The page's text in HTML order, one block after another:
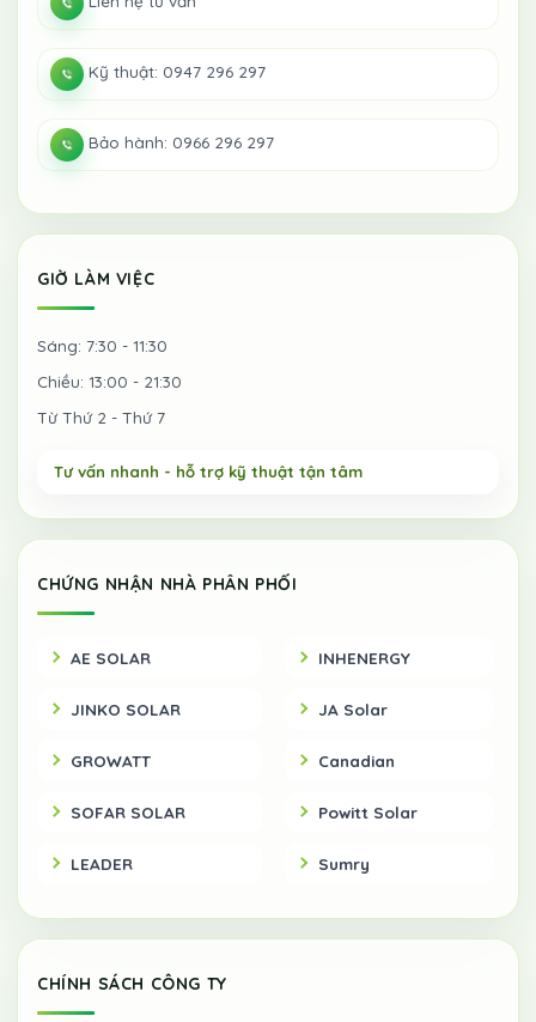
Kỹ thuật: 0947 296 297
Bảo hành: 0966 296 297
GIỜ LÀM VIỆC
Sáng: 7:30 - 11:30
Chiều: 13:00 - 21:30
Từ Thứ 2 - Thứ 7
CHỨNG NHẬN NHÀ PHÂN PHỐI
AE SOLAR
JINKO SOLAR
GROWATT
SOFAR SOLAR
LEADER
INHENERGY
JA Solar
Canadian
Powitt Solar
Sumry
CHÍNH SÁCH CÔNG TY